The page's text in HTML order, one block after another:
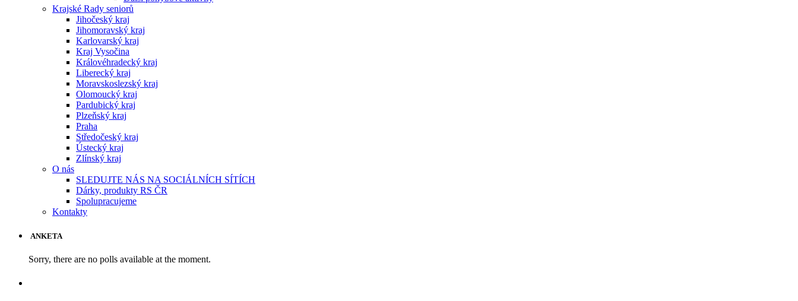
Krajské Rady seniorů
Jihočeský kraj
Jihomoravský kraj
Karlovarský kraj
Kraj Vysočina
Královéhradecký kraj
Liberecký kraj
Moravskoslezský kraj
Olomoucký kraj
Pardubický kraj
Plzeňský kraj
Praha
Středočeský kraj
Ústecký kraj
Zlínský kraj
O nás
SLEDUJTE NÁS NA SOCIÁLNÍCH SÍTÍCH
Dárky, produkty RS ČR
Spolupracujeme
Kontakty
ANKETA
Sorry, there are no polls available at the moment.